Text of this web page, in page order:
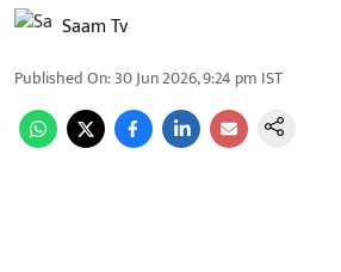
Saam Tv
Published On:30 Jun 2026, 9:24 pm IST